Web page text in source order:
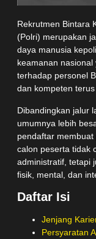
Rekrutmen Bintara
(Polri) merupakan
daya manusia
keamanan
terhadap personel
dan kompeten
Dibandingkan jalur
umumnya lebih
pendaftar membuat
calon peserta tidak
administratif, tetapi
fisik, mental, dan
Daftar Isi
Jenjang
Persyaratan